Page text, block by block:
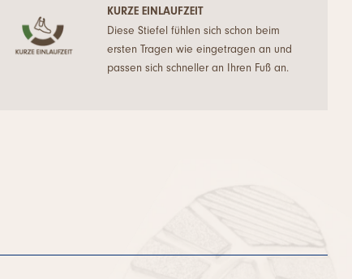
KURZE EINLAUFZEIT
Diese Stiefel fühlen sich schon beim
ersten Tragen wie eingetragen an und
passen sich schneller an Ihren Fuß an.